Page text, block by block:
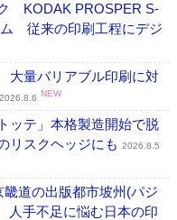
KODAK PROSPER S-
従来の印刷工程にデジ
大量バリアブル印刷に対
2026.8.6 NEW
ッテ」本格製造開始で脱
リスクヘッジにも 2026.8.5
畿道の出版都市坡州(パジ
人手不足に悩む日本の印